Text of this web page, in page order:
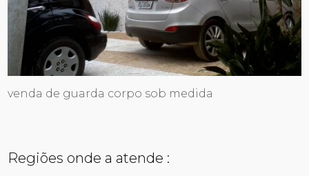
venda de guarda corpo sob medida
Regiões onde a atende :